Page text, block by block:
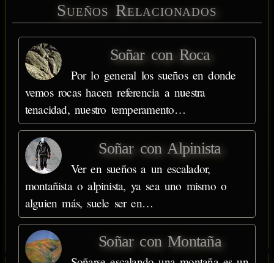
Sueños Relacionados
Soñar con Roca
Por lo general los sueños en donde
vemos rocas hacen referencia a nuestra
tenacidad, nuestro temperamento…
Soñar con Alpinista
Ver en sueños a un escalador,
montañista o alpinista, ya sea uno mismo o
alguien más, suele ser en…
Soñar con Montaña